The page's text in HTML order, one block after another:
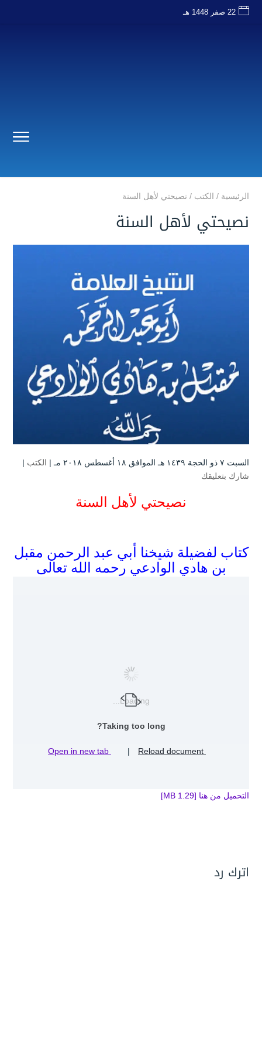
22 صفر 1448 هـ
الرئيسية / الكتب / نصيحتي لأهل السنة
نصيحتي لأهل السنة
السبت ۷ ذو الحجة ۱٤۳۹ هـ الموافق ۱۸ أغسطس ۲۰۱۸ مـ | الكتب |
شارك بتعليقك
نصيحتي لأهل السنة
كتاب لفضيلة شيخنا أبي عبد الرحمن مقبل
بن هادي الوادعي رحمه الله تعالى
Loading...
Taking too long?
|
التحميل من هنا [1.29 MB]
اترك رد